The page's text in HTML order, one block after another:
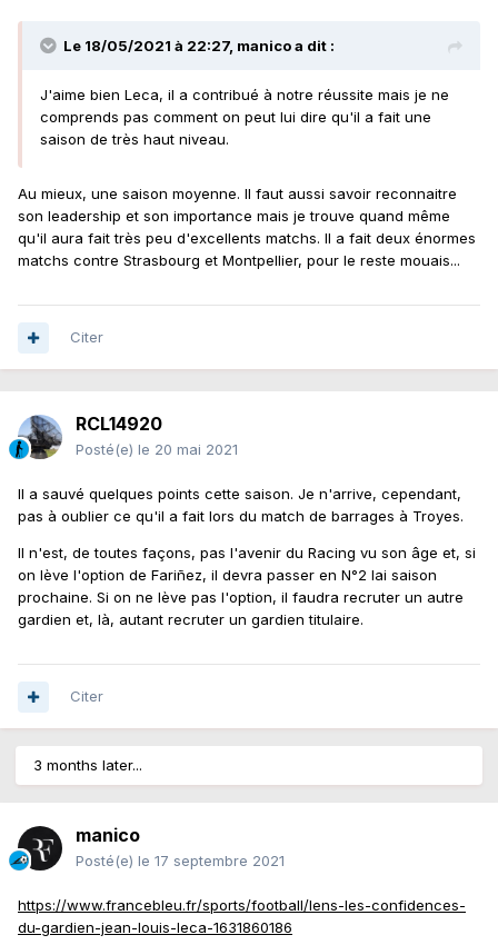
Le 18/05/2021 à 22:27, manicoa dit :
J'aime bien Leca, il a contribué à notre réussite mais je ne
comprends pas comment on peut lui dire qu'il a fait une
saison de très haut niveau.
Au mieux, une saison moyenne. Il faut aussi savoir reconnaitre
son leadership et son importance mais je trouve quand même
qu'il aura fait très peu d'excellents matchs. Il a fait deux énormes
matchs contre Strasbourg et Montpellier, pour le reste mouais...
Citer
RCL14920
Posté(e) le 20 mai 2021
Il a sauvé quelques points cette saison. Je n'arrive, cependant,
pas à oublier ce qu'il a fait lors du match de barrages à Troyes.
Il n'est, de toutes façons, pas l'avenir du Racing vu son âge et, si
on lève l'option de Fariñez, il devra passer en N°2 lai saison
prochaine. Si on ne lève pas l'option, il faudra recruter un autre
gardien et, là, autant recruter un gardien titulaire.
Citer
3 months later...
manico
Posté(e) le 17 septembre 2021
https://www.francebleu.fr/sports/football/lens-les-confidences-
du-gardien-jean-louis-leca-1631860186